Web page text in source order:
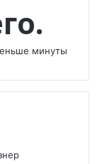
минуты